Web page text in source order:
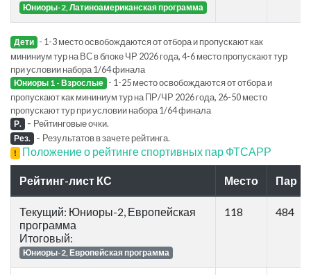
Юниоры-2, Латиноамериканская программа
Дети - 1-3 место освобождаются от отбора и пропускают как
мининиум тур на ВС в блоке ЧР 2026 года, 4-6 место пропускают тур
при условии набора 1/64 финала
Юниоры 1 - Взрослые - 1-25 место освобождаются от отбора и
пропускают как мининиум тур на ПР/ЧР 2026 года, 26-50 место
пропускают тур при условии набора 1/64 финала
Р. - Рейтинговые очки.
Рез. - Результатов в зачете рейтинга.
! Положение о рейтинге спортивных пар ФТСАРР
Рейтинг-лист КС Место Пар
Текущий: Юниоры-2, Европейская
программа
Итоговый:
Юниоры-2, Европейская программа
118 484